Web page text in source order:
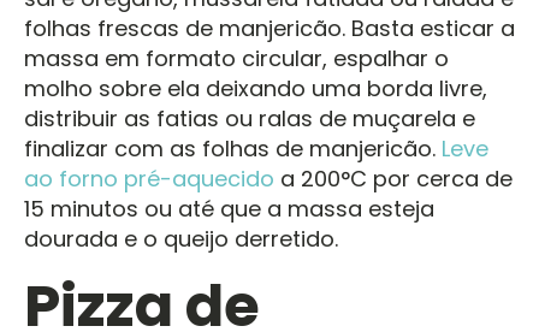
folhas frescas de manjericão. Basta esticar a
massa em formato circular, espalhar o
molho sobre ela deixando uma borda livre,
distribuir as fatias ou ralas de muçarela e
finalizar com as folhas de manjericão. Leve
ao forno pré-aquecido a 200°C por cerca de
15 minutos ou até que a massa esteja
dourada e o queijo derretido.
Pizza de